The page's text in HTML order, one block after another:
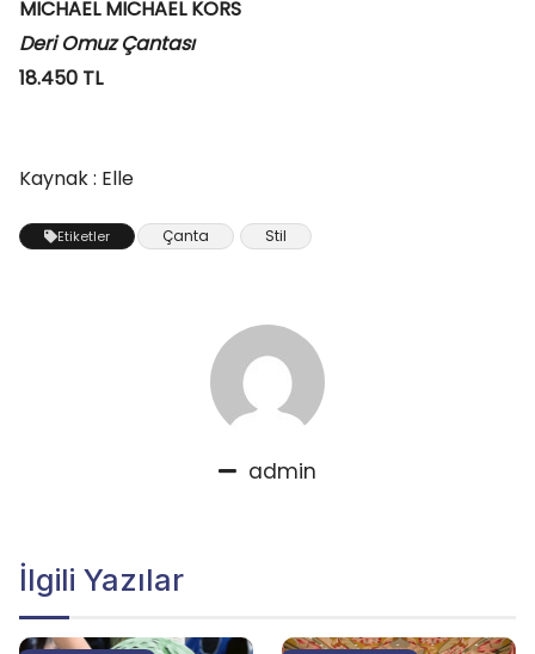
MICHAEL MICHAEL KORS
Deri Omuz Çantası
18.450 TL
Kaynak : Elle
Etiketler Çanta Stil
admin
İlgili Yazılar